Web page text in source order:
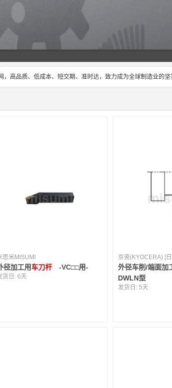
高品质、低成本、短交期、准时达，致力成为全球制造业的坚
思米MISUMI
径加工用车刀杆 -VC□□用-
货日:6天
京瓷(KYOCERA) [
外径车削/端面加
DWLN型
发货日:5天